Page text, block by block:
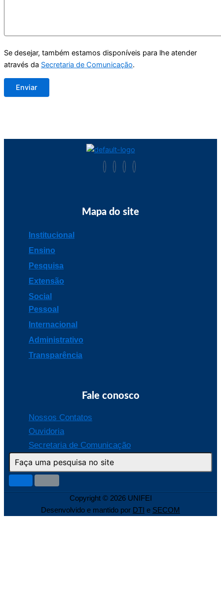
Se desejar, também estamos disponíveis para lhe atender
através da Secretaria de Comunicação.
Mapa do site
Institucional
Ensino
Pesquisa
Extensão
Social
Pessoal
Internacional
Administrativo
Transparência
Fale conosco
Nossos Contatos
Ouvidoria
Secretaria de Comunicação
Copyright © 2026 UNIFEI
Desenvolvido e mantido por DTI e SECOM